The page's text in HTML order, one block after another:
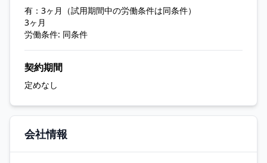
有：3ヶ月（試用期間中の労働条件は同条件）
3ヶ月
労働条件: 同条件
契約期間
定めなし
会社情報